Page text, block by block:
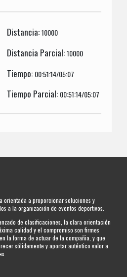
Distancia:10000
Distancia Parcial:10000
Tiempo: 00:51:14/05:07
Tiempo Parcial: 00:51:14/05:07
orientada a proporcionar soluciones y
a la organización de eventos deportivos.
de clasificaciones, la clara orientación
calidad y el compromiso son firmes
la forma de actuar de la compañia, y que
sólidamente y aportar auténtico valor a